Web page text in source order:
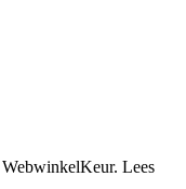
WebwinkelKeur. Lees